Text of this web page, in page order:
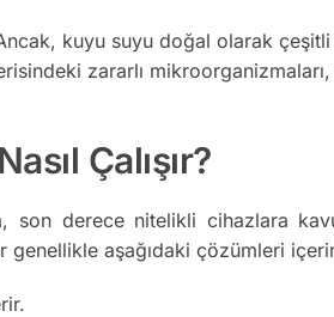
kuyu suyu doğal olarak çeşitli
zararlı
Çalışır?
son derece nitelikli cihazlara
genellikle aşağıdaki çözümleri